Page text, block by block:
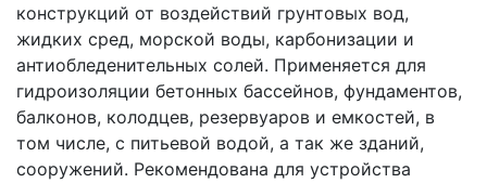
конструкций от воздействий грунтовых вод,
жидких сред, морской воды, карбонизации и
антиобледенительных солей. Применяется для
гидроизоляции бетонных бассейнов, фундаментов,
балконов, колодцев, резервуаров и емкостей, в
том числе, с питьевой водой, а так же зданий,
сооружений. Рекомендована для устройства